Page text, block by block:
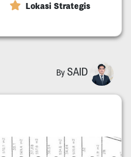
Lokasi Strategis
By SAID